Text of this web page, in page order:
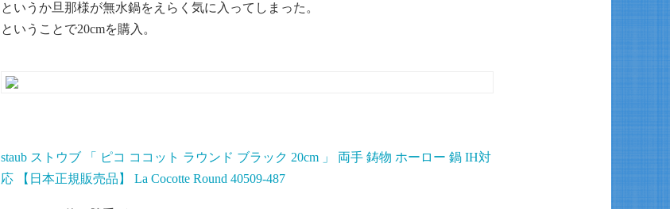
というか旦那様が無水鍋をえらく気に入ってしまった。
ということで20cmを購入。
staub ストウブ 「 ピコ ココット ラウンド ブラック 20cm 」 両手 鋳物 ホーロー 鍋 IH対
応 【日本正規販売品】 La Cocotte Round 40509-487